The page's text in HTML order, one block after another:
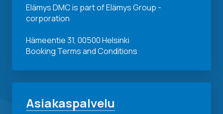
Elämys DMC is part of Elämys Group -
corporation
Hämeentie 31, 00500 Helsinki
Booking Terms and Conditions
Asiakaspalvelu